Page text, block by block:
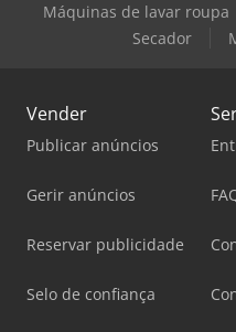
Máquinas de lavar roupa
Secador
Vender
Publicar anúncios
Gerir anúncios
Reservar publicidade
Selo de confiança